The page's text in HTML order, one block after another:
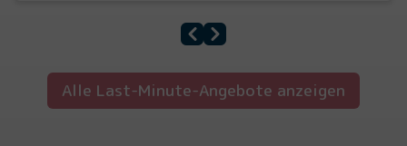
Alle Last-Minute-Angebote anzeigen